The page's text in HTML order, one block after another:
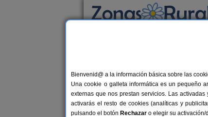
Casas Rurales
Bienvenid@ a la información básica sobre las
Una cookie o galleta informática es un pequeño
externas que nos prestan servicios. Las
activarás el resto de cookies (analíticas y
pulsando el botón Rechazar o elegir su activación/